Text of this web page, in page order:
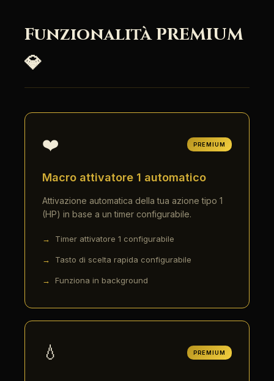
Funzionalità PREMIUM
💎
❤️ PREMIUM
Macro attivatore 1 automatico
Attivazione automatica della tua azione tipo 1
(HP) in base a un timer configurabile.
Timer attivatore 1 configurabile
Tasto di scelta rapida configurabile
Funziona in background
💧 PREMIUM